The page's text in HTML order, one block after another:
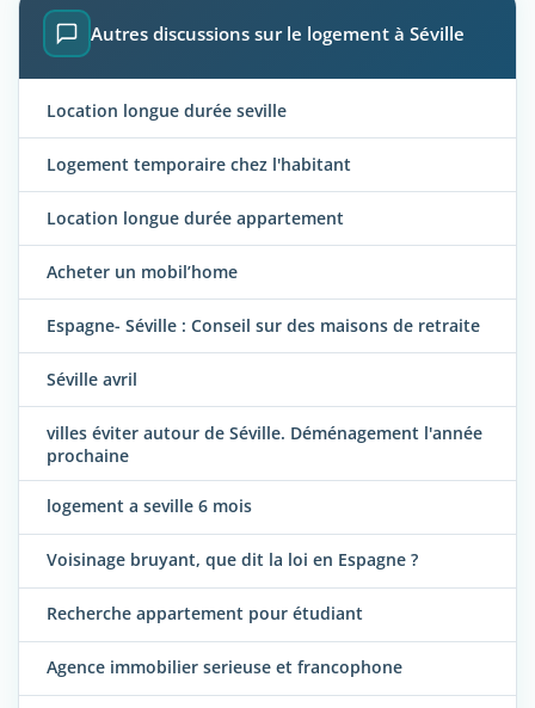
Autres discussions sur le logement à Séville
Location longue durée seville
Logement temporaire chez l'habitant
Location longue durée appartement
Acheter un mobil’home
Espagne- Séville : Conseil sur des maisons de retraite
Séville avril
villes éviter autour de Séville. Déménagement l'année
prochaine
logement a seville 6 mois
Voisinage bruyant, que dit la loi en Espagne ?
Recherche appartement pour étudiant
Agence immobilier serieuse et francophone